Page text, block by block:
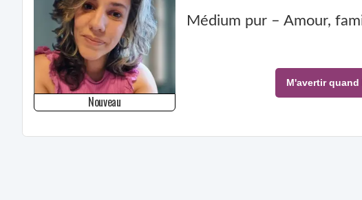
Nouveau
Médium pur – Amour,
M'avertir